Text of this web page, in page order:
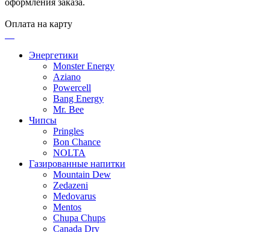
Оплата на карту
Энергетики
Monster Energy
Aziano
Powercell
Bang Energy
Mr. Bee
Чипсы
Pringles
Bon Chance
NOLTA
Газированные напитки
Mountain Dew
Zedazeni
Medovarus
Mentos
Chupa Chups
Canada Dry